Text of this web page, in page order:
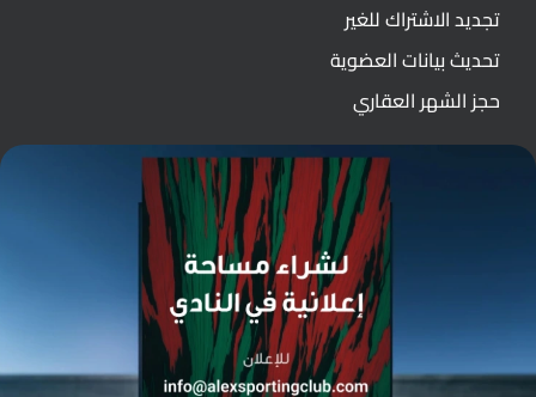
تجديد الاشتراك للغير
تحديث بيانات العضوية
حجز الشهر العقاري